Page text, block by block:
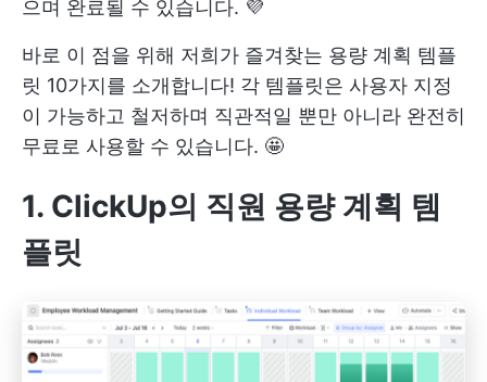
으며 완료될 수 있습니다. 💜
바로 이 점을 위해 저희가 즐겨찾는 용량 계획 템플
릿 10가지를 소개합니다! 각 템플릿은 사용자 지정
이 가능하고 철저하며 직관적일 뿐만 아니라 완전히
무료로 사용할 수 있습니다. 🤩
1. ClickUp의 직원 용량 계획 템
플릿